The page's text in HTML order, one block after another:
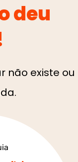
deu
não existe ou